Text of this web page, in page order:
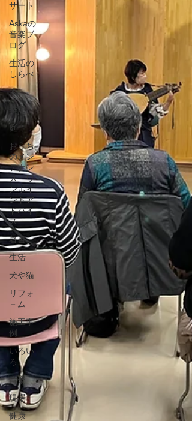
サート
Askaの
音楽ブ
ログ
生活の
しらべ
木
季節
庭
おうち
のメン
テナン
ス ワ
ンポイ
ントア
ドバイ
ス
著書
生活
犬や猫
リフォ
－ム
施工事
例
いろい
ろ
音楽
現場
健康